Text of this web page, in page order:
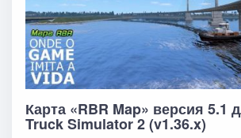
Карта «RBR Map» версия 5.1
Truck Simulator 2 (v1.36.x)